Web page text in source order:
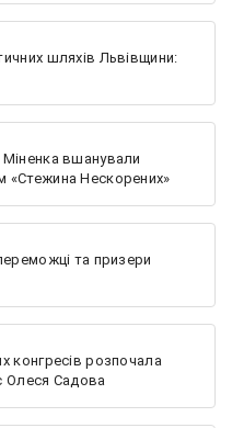
шляхів Львівщини:
вшанували
Нескорених»
та призери
конгресів розпочала
Олеся Садова